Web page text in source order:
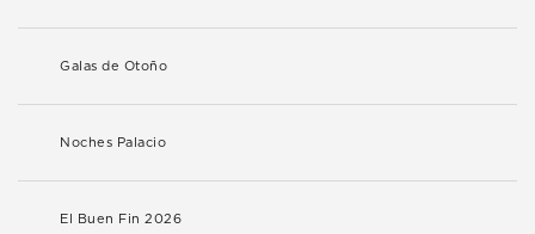
Galas de Otoño
Noches Palacio
El Buen Fin 2026